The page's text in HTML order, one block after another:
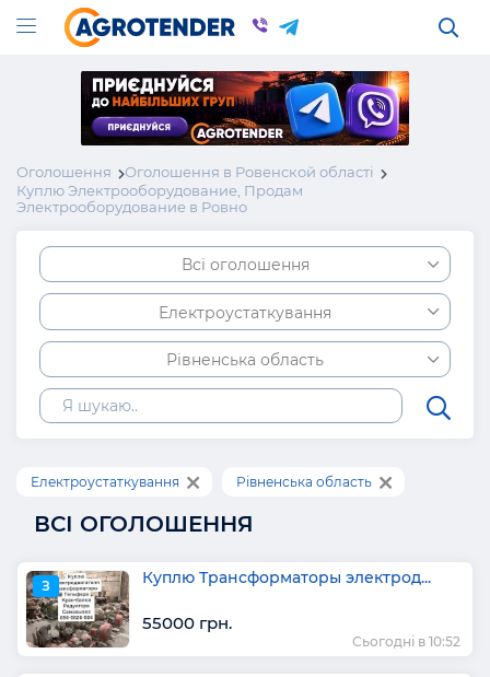
Оголошення
Оголошення в Ровенской області
Куплю Электрооборудование, Продам
Электрооборудование в Ровно
Всі оголошення
Електроустаткування
Рівненська область
Електроустаткування Рівненська область
ВСІ ОГОЛОШЕННЯ
З Куплю Трансформаторы электрод...
55000 грн.
Сьогодні в 10:52